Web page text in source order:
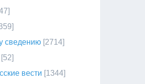
сведению [2714]
[52]
вести [1344]